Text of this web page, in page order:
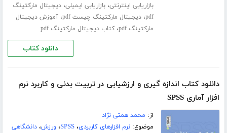
بازاریابی اینترنتی،بازاریابی ایمیلی،دیجیتال مارکتینگ
pdf،دیجیتال مارکتینگ چیست pdf ،آموزش دیجیتال
مارکتینگ pdf
،کتاب دیجیتال مارکتینگ pdf
دانلود کتاب
دانلود کتاب اندازه گیری و ارزشیابی در تربیت بدنی و کاربرد نرم
افزار آماری SPSS
از: محمد همتی نژاد
موضوع:نرم افزارهای کاربردی،SPSS، ورزش،دانشگاهی